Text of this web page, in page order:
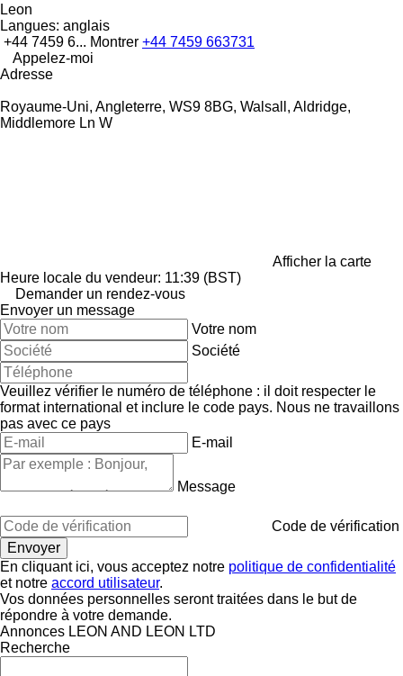
Leon
Langues: anglais
+44 7459 6... Montrer +44 7459 663731
Appelez-moi
Adresse
Royaume-Uni, Angleterre, WS9 8BG, Walsall, Aldridge,
Middlemore Ln W
Afficher la carte
Heure locale du vendeur: 11:39 (BST)
Demander un rendez-vous
Envoyer un message
Votre nom
Société
Veuillez vérifier le numéro de téléphone : il doit respecter le
format international et inclure le code pays. Nous ne travaillons
pas avec ce pays
E-mail
Message
Code de vérification
En cliquant ici, vous acceptez notre politique de confidentialité
et notre accord utilisateur.
Vos données personnelles seront traitées dans le but de
répondre à votre demande.
Annonces LEON AND LEON LTD
Recherche